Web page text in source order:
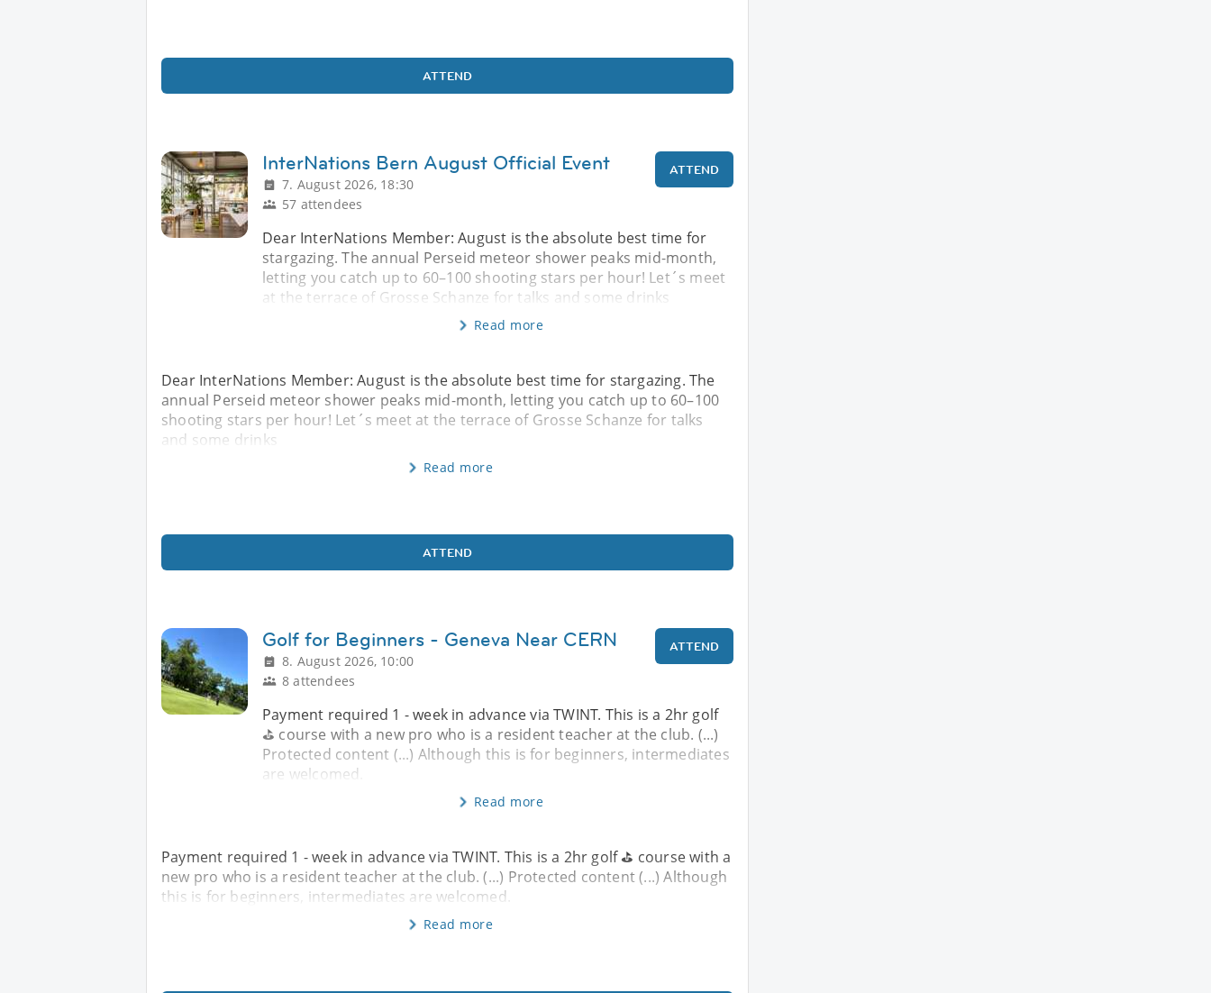
ATTEND
InterNations Bern August Official Event
7. August 2026, 18:30
57 attendees
ATTEND
Dear InterNations Member: August is the absolute best time for
stargazing. The annual Perseid meteor shower peaks mid-month,
letting you catch up to 60–100 shooting stars per hour! Let´s meet
at the terrace of Grosse Schanze for talks and some drinks
Read more
Dear InterNations Member: August is the absolute best time for stargazing. The
annual Perseid meteor shower peaks mid-month, letting you catch up to 60–100
shooting stars per hour! Let´s meet at the terrace of Grosse Schanze for talks
and some drinks
Read more
ATTEND
Golf for Beginners - Geneva Near CERN
8. August 2026, 10:00
8 attendees
ATTEND
Payment required 1 - week in advance via TWINT. This is a 2hr golf
⛳️ course with a new pro who is a resident teacher at the club. (...)
Protected content (...) Although this is for beginners, intermediates
are welcomed.
Read more
Payment required 1 - week in advance via TWINT. This is a 2hr golf ⛳️ course with a
new pro who is a resident teacher at the club. (...) Protected content (...) Although
this is for beginners, intermediates are welcomed.
Read more